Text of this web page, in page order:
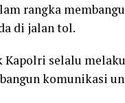
rangka
di jalan tol.
Kapolri selalu
komunikasi